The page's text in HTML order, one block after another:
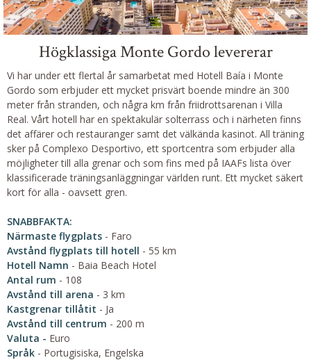
Högklassiga Monte Gordo levererar
Vi har under ett flertal år samarbetat med Hotell Baía i Monte
Gordo som erbjuder ett mycket prisvärt boende mindre än 300
meter från stranden, och några km från friidrottsarenan i Villa
Real. Vårt hotell har en spektakulär solterrass och i närheten finns
det affärer och restauranger samt det välkända kasinot. All träning
sker på Complexo Desportivo, ett sportcentra som erbjuder alla
möjligheter till alla grenar och som fins med på IAAFs lista över
klassificerade träningsanläggningar världen runt. Ett mycket säkert
kort för alla - oavsett gren.
SNABBFAKTA:
Närmaste flygplats - Faro
Avstånd flygplats till hotell - 55 km
Hotell Namn - Baia Beach Hotel
Antal rum - 108
Avstånd till arena - 3 km
Kastgrenar tillåtit - Ja
Avstånd till centrum - 200 m
Valuta - Euro
Språk - Portugisiska, Engelska